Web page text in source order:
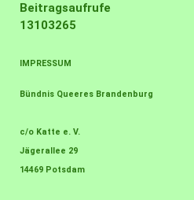
Beitragsaufrufe
13103265
IMPRESSUM
Bündnis Queeres Brandenburg
c/o Katte e. V.
Jägerallee 29
14469 Potsdam